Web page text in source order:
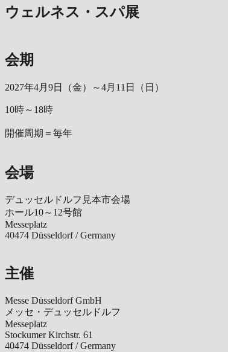
ウェルネス・スパ展
会期
2027年4月9日（金）～4月11日（日）
10時～18時
開催周期＝毎年
会場
デュッセルドルフ見本市会場
ホール10～12号館
Messeplatz
40474 Düsseldorf / Germany
主催
Messe Düsseldorf GmbH
メッセ・デュッセルドルフ
Messeplatz
Stockumer Kirchstr. 61
40474 Düsseldorf / Germany